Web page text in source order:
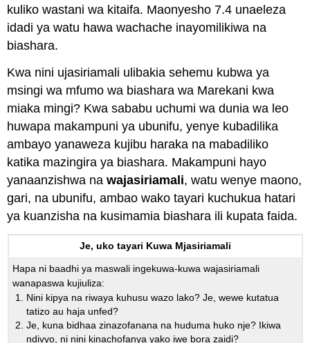
kuliko wastani wa kitaifa. Maonyesho 7.4 unaeleza
idadi ya watu hawa wachache inayomilikiwa na
biashara.
Kwa nini ujasiriamali ulibakia sehemu kubwa ya
msingi wa mfumo wa biashara wa Marekani kwa
miaka mingi? Kwa sababu uchumi wa dunia wa leo
huwapa makampuni ya ubunifu, yenye kubadilika
ambayo yanaweza kujibu haraka na mabadiliko
katika mazingira ya biashara. Makampuni hayo
yanaanzishwa nawajasiriamali, watu wenye maono,
gari, na ubunifu, ambao wako tayari kuchukua hatari
ya kuanzisha na kusimamia biashara ili kupata faida.
Je, uko tayari Kuwa Mjasiriamali
Hapa ni baadhi ya maswali ingekuwa-kuwa wajasiriamali
wanapaswa kujiuliza:
Nini kipya na riwaya kuhusu wazo lako? Je, wewe kutatua
tatizo au haja unfed?
Je, kuna bidhaa zinazofanana na huduma huko nje? Ikiwa
ndivyo, ni nini kinachofanya yako iwe bora zaidi?